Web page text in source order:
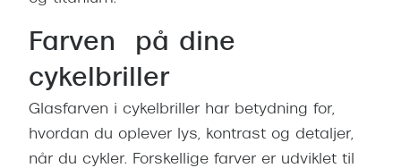
Farven på dine
cykelbriller
Glasfarven i cykelbriller har betydning for,
hvordan du oplever lys, kontrast og detaljer,
når du cykler. Forskellige farver er udviklet til